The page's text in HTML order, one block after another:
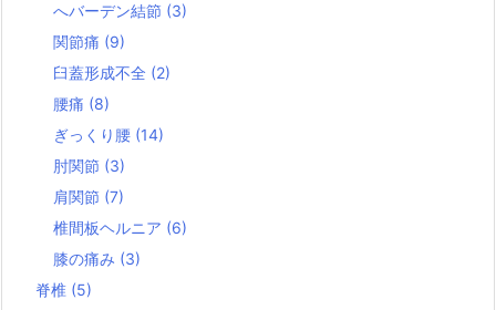
へバーデン結節 (3)
関節痛 (9)
臼蓋形成不全 (2)
腰痛 (8)
ぎっくり腰 (14)
肘関節 (3)
肩関節 (7)
椎間板ヘルニア (6)
膝の痛み (3)
脊椎 (5)